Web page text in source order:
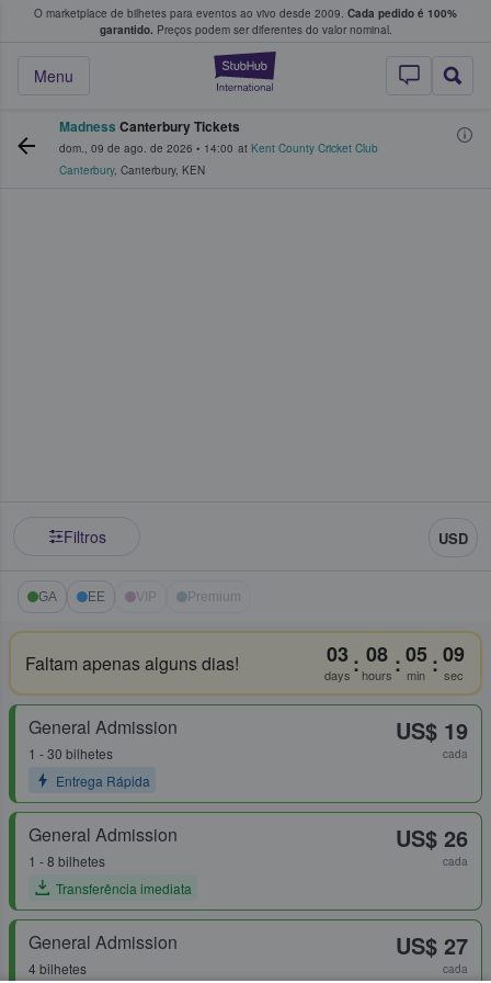
O marketplace de bilhetes para eventos ao vivo desde 2009. Cada pedido é 100%
garantido. Preços podem ser diferentes do valor nominal.
StubHub – onde
Menu
fãs compram e vendem bilhetes
Madness Canterbury Tickets
dom., 09 de ago. de 2026 • 14:00 at Kent County Cricket Club
Canterbury, Canterbury, KEN
Filtros USD
GA EE VIP Premium
Faltam apenas alguns dias! 03
days : 08
hours :05
min :08
sec
General Admission
1 - 30 bilhetes
Entrega Rápida
US$ 19
cada
General Admission
1 - 8 bilhetes
Transferência imediata
US$ 26
cada
General Admission
4 bilhetes
US$ 27
cada